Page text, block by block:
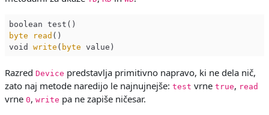
byte
read ()
void write ( byte
Razred Device predstavlja primitivno napravo, ki ne dela nič,
zato naj metode naredijo le najnujnejše: test vrne true, read
vrne 0, write pa ne zapiše ničesar.